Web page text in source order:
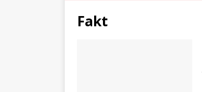
Fakt